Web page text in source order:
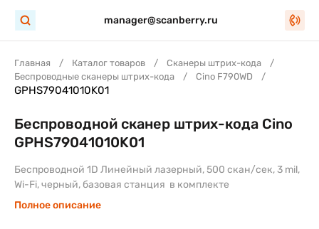
manager@scanberry.ru
Главная Каталог товаров
Сканеры штрих-кода
Беспроводные сканеры штрих-кода
Cino F790WD
GPHS79041010K01
Беспроводной сканер штрих-кода Cino
GPHS79041010K01
Беспроводной 1D Линейный лазерный, 500 скан/сек, 3 mil,
Wi-Fi, черный, базовая станция в комплекте
Полное описание